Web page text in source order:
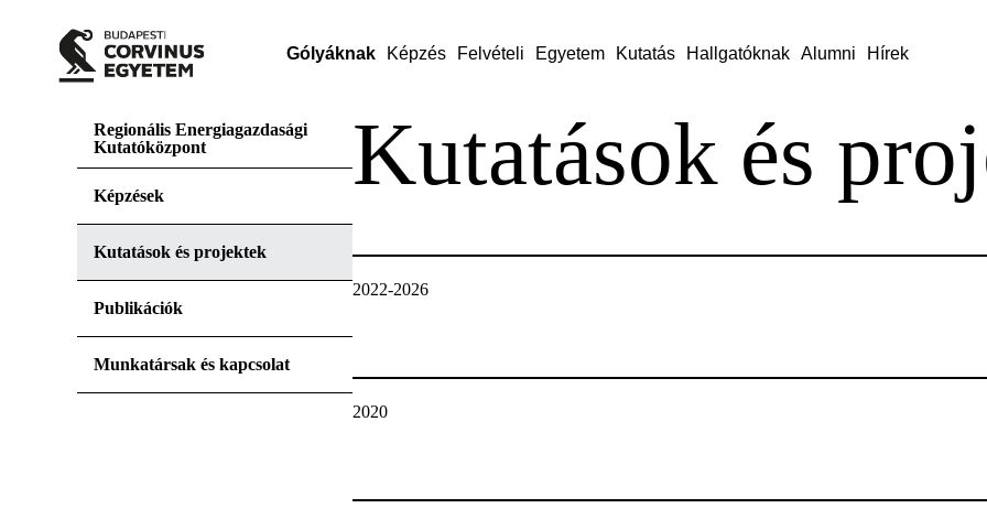
Gólyáknak Képzés Felvételi Egyetem Kutatás Hallgatóknak Alumni Hírek
Regionális Energiagazdasági
Kutatóközpont
Képzések
Kutatások és projektek
Publikációk
Munkatársak és kapcsolat
Kutatások és
2022-2026
2020